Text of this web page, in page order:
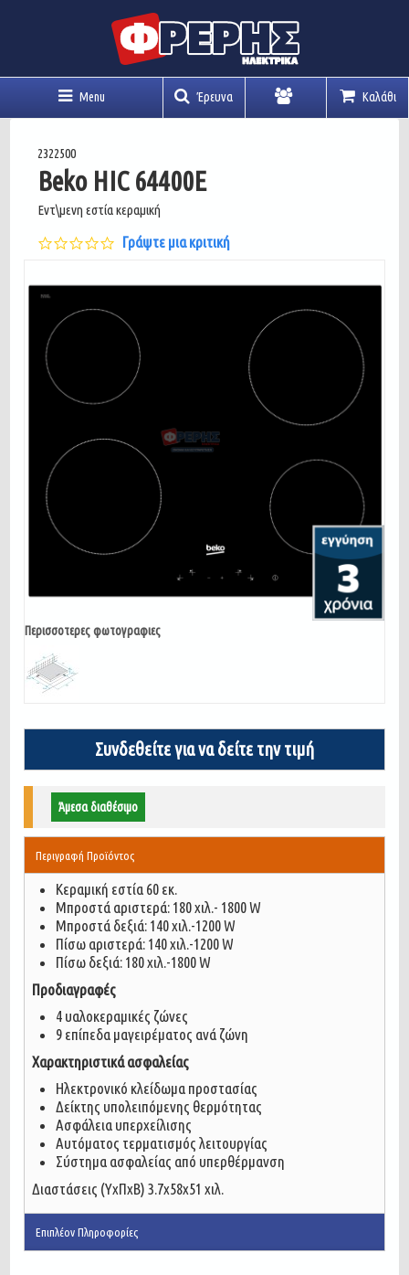
Menu Έρευνα Καλάθι
2322500
Beko HIC 64400E
Εντ\μενη εστία κεραμική
0.0
star
Γράψτε μια κριτική
Περισσοτερες φωτογραφιες
Συνδεθείτε για να δείτε την τιμή
Άμεσα διαθέσιμο
Περιγραφή Προϊόντος
Κεραμική εστία 60 εκ.
Μπροστά αριστερά: 180 χιλ.- 1800 W
Μπροστά δεξιά: 140 χιλ.-1200 W
Πίσω αριστερά: 140 χιλ.-1200 W
Πίσω δεξιά: 180 χιλ.-1800 W
Προδιαγραφές
4 υαλοκεραμικές ζώνες
9 επίπεδα μαγειρέματος ανά ζώνη
Χαρακτηριστικά ασφαλείας
Ηλεκτρονικό κλείδωμα προστασίας
Δείκτης υπολειπόμενης θερμότητας
Ασφάλεια υπερχείλισης
Αυτόματος τερματισμός λειτουργίας
Σύστημα ασφαλείας από υπερθέρμανση
Διαστάσεις (ΥxΠxΒ) 3.7x58x51 χιλ.
Επιπλέον Πληροφορίες